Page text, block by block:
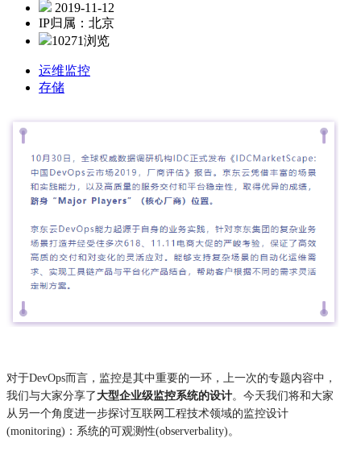
2019-11-12
IP归属：北京
10271浏览
运维监控
存储
对于DevOps而言，监控是其中重要的一环，上一次的专题内容中，
我们与大家分享了 大型企业级监控系统的设计。今天我们将和大家
从另一个角度进一步探讨互联网工程技术领域的监控设计
(monitoring)：系统的可观测性(observerbality)。